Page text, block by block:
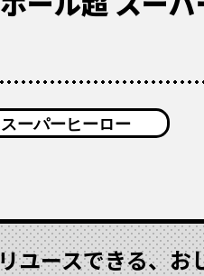
スーパーヒーロー
ユースできる、